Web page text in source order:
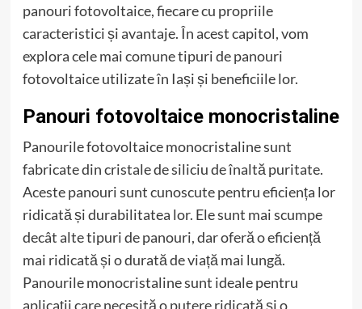
panouri fotovoltaice, fiecare cu propriile
caracteristici și avantaje. În acest capitol, vom
explora cele mai comune tipuri de panouri
fotovoltaice utilizate în Iași și beneficiile lor.
Panouri fotovoltaice monocristaline
Panourile fotovoltaice monocristaline sunt
fabricate din cristale de siliciu de înaltă puritate.
Aceste panouri sunt cunoscute pentru eficiența lor
ridicată și durabilitatea lor. Ele sunt mai scumpe
decât alte tipuri de panouri, dar oferă o eficiență
mai ridicată și o durată de viață mai lungă.
Panourile monocristaline sunt ideale pentru
aplicații care necesită o putere ridicată și o